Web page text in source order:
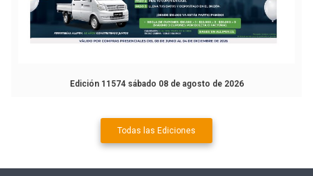
Edición 11574 sábado 08 de agosto de 2026
Todas las Ediciones